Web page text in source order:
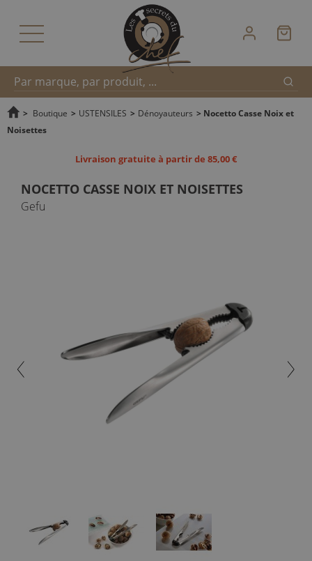
Recherche
> Boutique > USTENSILES > Dénoyauteurs > Nocetto Casse Noix et
Noisettes
Livraison gratuite à partir de 85,00 €
NOCETTO CASSE NOIX ET NOISETTES
Gefu